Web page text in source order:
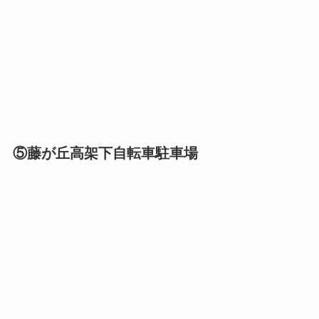
⑤藤が丘高架下自転車駐車場